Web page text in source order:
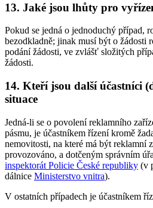
13. Jaké jsou lhůty pro
Pokud se jedná o jednoduchý případ,
bezodkladně; jinak musí být o žádosti
podání žádosti, ve zvlášť složitých
žádosti.
14. Kteří jsou další účastníci
situace
Jedná-li se o povolení reklamního
pásmu, je účastníkem řízení kromě
nemovitosti, na které má být reklamní
provozováno, a dotčeným správním
inspektorát Policie České republiky (v
dálnice Ministerstvo vnitra).
V ostatních případech je účastníkem